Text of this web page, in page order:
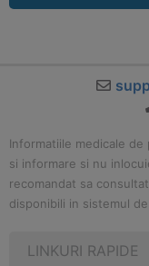
Informatiile medicale
si informare si nu
recomandat sa
disponibili in sistemul
LINKURI RAPIDE